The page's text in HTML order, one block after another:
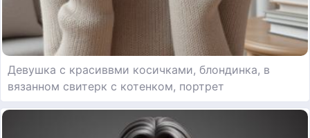
Девушка с красиввми косичками, блондинка, в
вязанном свитерк с котенком, портрет